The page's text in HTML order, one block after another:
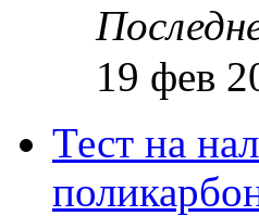
19 фев
Тест на